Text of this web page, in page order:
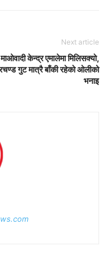
Next article
माओवादी केन्द्र एमालेमा मिलिसक्यो,
गुट मात्रै बाँकी रहेको ओलीको
भनाइ